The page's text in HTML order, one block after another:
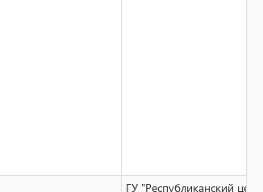
ГУ "Республиканский